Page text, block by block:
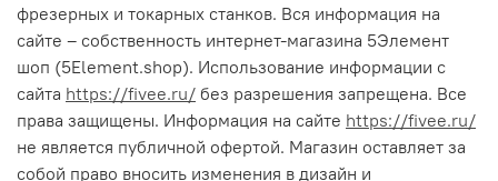
фрезерных и токарных станков. Вся информация на
сайте – собственность интернет-магазина 5Элемент
шоп (5Element.shop). Использование информации с
сайта https://fivee.ru/ без разрешения запрещена. Все
права защищены. Информация на сайте https://fivee.ru/
не является публичной офертой. Магазин оставляет за
собой право вносить изменения в дизайн и